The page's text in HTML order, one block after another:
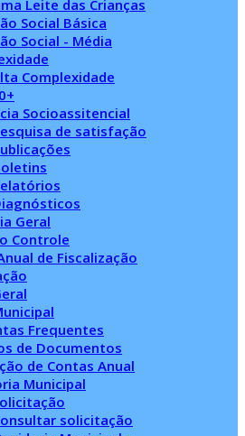
Leite das Crianças
Social Básica
Social - Média
Complexidade
Socioassitencial
de satisfação
Geral
Controle
de Fiscalização
Frequentes
de Documentos
de Contas Anual
Municipal
solicitação